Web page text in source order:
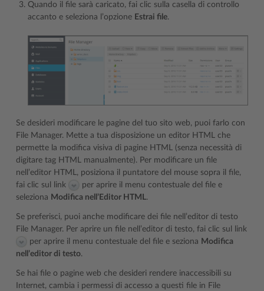
Quando il file sarà caricato, fai clic sulla casella di controllo
accanto e seleziona l’opzione Estrai file.
Se desideri modificare le pagine del tuo sito web, puoi farlo con
File Manager. Mette a tua disposizione un editor HTML che
permette la modifica visiva di pagine HTML (senza necessità di
digitare tag HTML manualmente). Per modificare un file
nell’editor HTML, posiziona il puntatore del mouse sopra il file,
fai clic sul link
per aprire il menu contestuale del file e
seleziona Modifica nell’Editor HTML.
Se preferisci, puoi anche modificare dei file nell’editor di testo
File Manager. Per aprire un file nell’editor di testo, fai clic sul link
per aprire il menu contestuale del file e seziona Modifica
nell’editor di testo.
Se hai file o pagine web che desideri rendere inaccessibili su
Internet, cambia i permessi di accesso a questi file in File